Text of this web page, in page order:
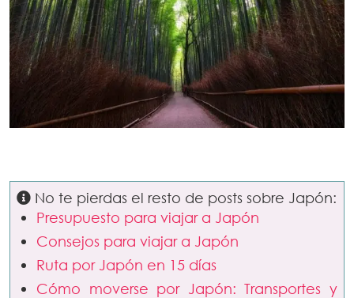
No te pierdas el resto de posts sobre Japón:
Presupuesto para viajar a Japón
Consejos para viajar a Japón
Ruta por Japón en 15 días
Cómo moverse por Japón: Transportes y